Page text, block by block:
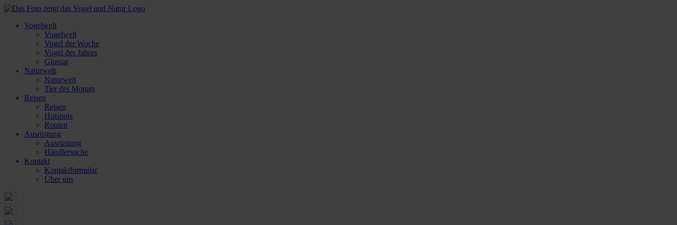
Vogelwelt
Vogelwelt
Vogel der Woche
Vogel des Jahres
Glossar
Naturwelt
Naturwelt
Tier des Monats
Reisen
Reisen
Hotspots
Routen
Ausrüstung
Ausrüstung
Händlersuche
Kontakt
Kontaktformular
Über uns